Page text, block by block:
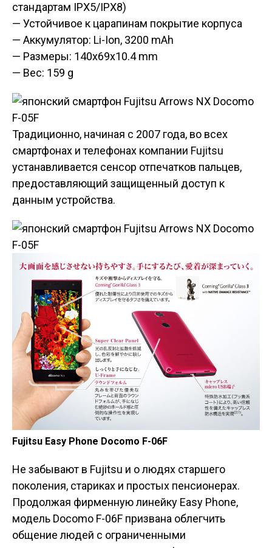
стандартам IPX5/IPX8)
— Устойчивое к царапинам покрытие корпуса
— Аккумулятор: Li-Ion, 3200 mAh
— Размеры: 140x69x10.4 mm
— Вес: 159 g
Традиционно, начиная с 2007 года, во всех
смартфонах и телефонах компании Fujitsu
устанавливается сенсор отпечатков пальцев,
предоставляющий защищенный доступ к
данным устройства.
Fujitsu Easy Phone Docomo F-06F
Не забывают в Fujitsu и о людях старшего
поколения, стариках и простых пенсионерах.
Продолжая фирменную линейку Easy Phone,
модель Docomo F-06F призвана облегчить
общение людей с ограниченными